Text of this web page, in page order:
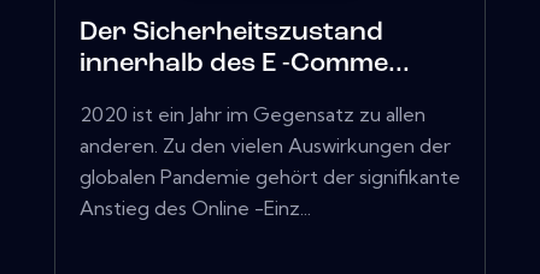
Der Sicherheitszustand
innerhalb des E -Comme...
2020 ist ein Jahr im Gegensatz zu allen
anderen. Zu den vielen Auswirkungen der
globalen Pandemie gehört der signifikante
Anstieg des Online -Einz...